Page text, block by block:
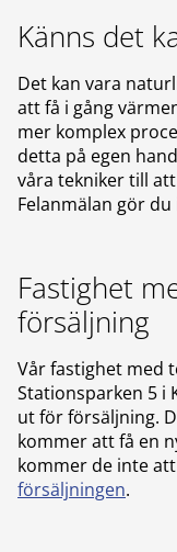
Känns det
Det kan vara
att få i gång
mer komplex
detta på egen
våra tekniker till
Felanmälan gör
Fastighet
försäljning
Vår fastighet med
Stationsparken 5 i
ut för försäljning.
kommer att få en
kommer de inte
försäljningen.